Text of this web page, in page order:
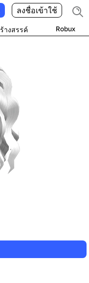
างสรรค์ Robux
ลงชื่อเข้าใช้